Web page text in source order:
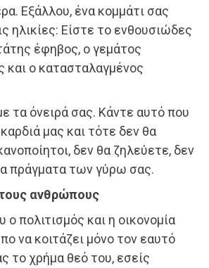
Εξάλλου, ένα κομμάτι σας
ηλικίες: Είστε το ενθουσιώδες
έφηβος, ο γεμάτος
και ο κατασταλαγμένος
τα όνειρά σας. Κάντε αυτό που
μας και τότε δεν θα
δεν θα ζηλεύετε, δεν
πράγματα των γύρω σας.
ανθρώπους
ο πολιτισμός και η οικονομία
να κοιτάζει μόνο τον εαυτό
το χρήμα θεό του, εσείς